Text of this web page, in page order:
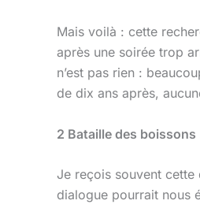
Mais voilà : cette
après une soirée trop
n’est pas rien :
de dix ans après,
2 Bataille des
Je reçois souvent cette
dialogue pourrait nous